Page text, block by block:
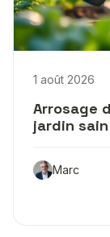
1 août 2026
Arrosage
jardin
Marc